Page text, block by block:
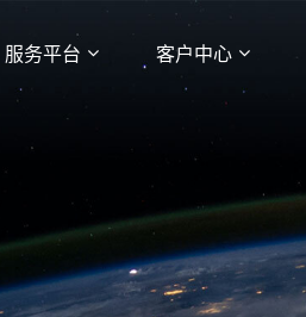
服务平台 客户中心